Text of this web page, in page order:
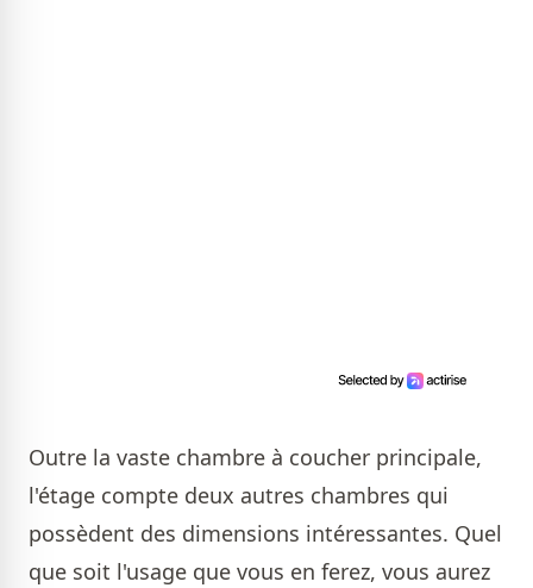
Outre la vaste chambre à coucher principale,
l'étage compte deux autres chambres qui
possèdent des dimensions intéressantes. Quel
que soit l'usage que vous en ferez, vous aurez